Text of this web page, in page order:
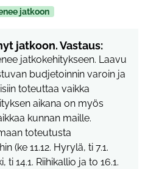
jatkoon
jatkoon. Vastaus:
jatkokehitykseen. Laavu
budjetoinnin varoin ja
toteuttaa vaikka
aikana on myös
kunnan maille.
toteutusta
(ke 11.12. Hyrylä, ti 7.1.
ti 14.1. Riihikallio ja to 16.1.